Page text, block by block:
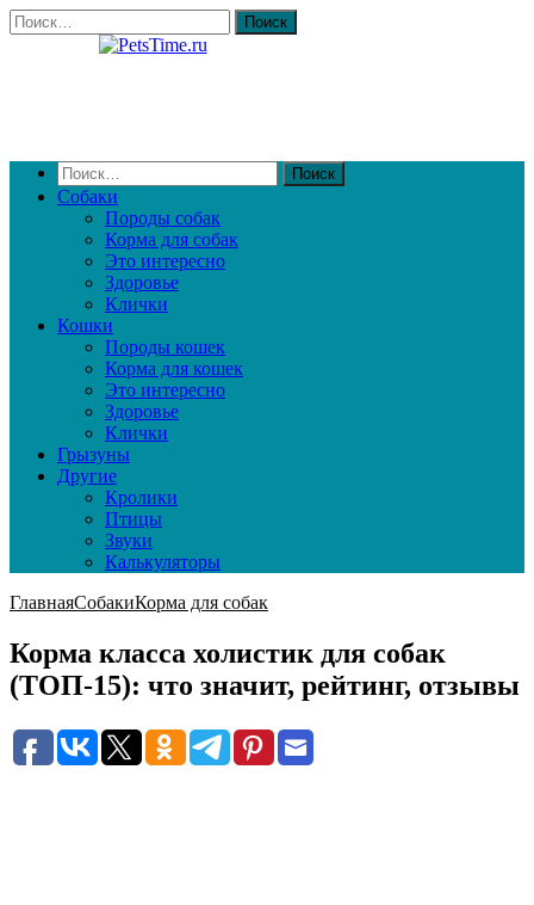
Собаки
Породы собак
Корма для собак
Это интересно
Здоровье
Клички
Кошки
Породы кошек
Корма для кошек
Это интересно
Здоровье
Клички
Грызуны
Другие
Кролики
Птицы
Звуки
Калькуляторы
ГлавнаяСобакиКорма для собак
Корма класса холистик для собак
(ТОП-15): что значит, рейтинг, отзывы